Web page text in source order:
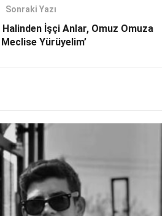
Sonraki Yazı
Halinden İşçi Anlar, Omuz Omuza
Yürüyelim’